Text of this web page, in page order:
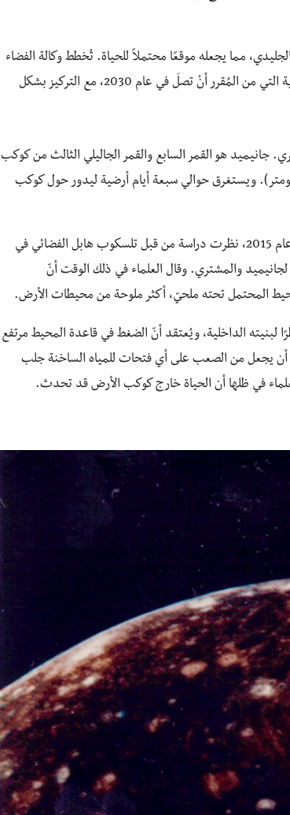
مما يجعله موقعًا محتملاً للحياة. تُخطط وكالة الفضاء
الأوروبية ESA للقيام بمهمة إلى أقمار كوكب المشتري الجليدية التي من المُقرر أنْ تصلَ في عام 2030، مع التركيز بشكل
نفس عمر المشتري. جانيميد هو القمر السابع والقمر الجاليلي الثالث من كوكب
حوالي 665000 ميل (1.070 مليون كيلومتر). ويستغرق حوالي سبعة أيام أرضية ليدور حول كوكب
ويعُتقد أنّ جانيميد يحتوي على مياه مالحة تحت سطحه. في عام 2015، نظرت دراسة من قبل تلسكوب هابل الفضائي في
والمشتري. وقال العلماء في ذلك الوقت أنّ
المحتمل تحته ملحيّ، أكثر ملوحة من محيطات الأرض.
الداخلية، ويُعتقد أنّ الضغط في قاعدة المحيط مرتفع
يجعل من الصعب على أي فتحات للمياه الساخنة جلب
في ظلها أن الحياة خارج كوكب الأرض قد تحدث.